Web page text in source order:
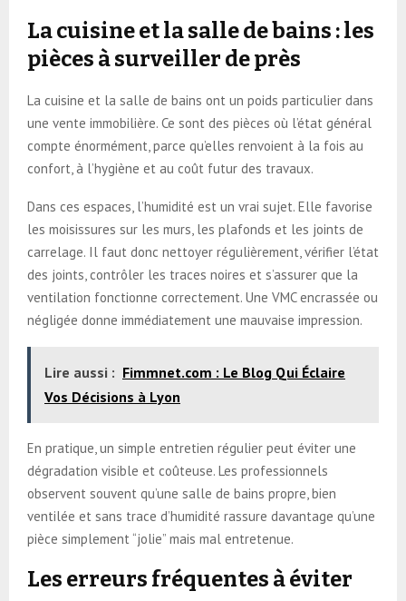
La cuisine et la salle de bains : les
pièces à surveiller de près
La cuisine et la salle de bains ont un poids particulier dans
une vente immobilière. Ce sont des pièces où l’état général
compte énormément, parce qu’elles renvoient à la fois au
confort, à l’hygiène et au coût futur des travaux.
Dans ces espaces, l’humidité est un vrai sujet. Elle favorise
les moisissures sur les murs, les plafonds et les joints de
carrelage. Il faut donc nettoyer régulièrement, vérifier l’état
des joints, contrôler les traces noires et s’assurer que la
ventilation fonctionne correctement. Une VMC encrassée ou
négligée donne immédiatement une mauvaise impression.
Lire aussi : Fimmnet.com : Le Blog Qui Éclaire
Vos Décisions à Lyon
En pratique, un simple entretien régulier peut éviter une
dégradation visible et coûteuse. Les professionnels
observent souvent qu’une salle de bains propre, bien
ventilée et sans trace d’humidité rassure davantage qu’une
pièce simplement “jolie” mais mal entretenue.
Les erreurs fréquentes à éviter